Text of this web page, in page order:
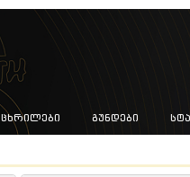
ᲪᲮᲠᲘᲚᲔᲑᲘ ᲒᲣᲜᲓᲔᲑᲘ